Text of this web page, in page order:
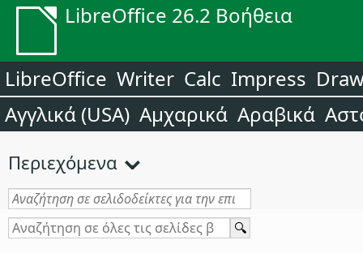
LibreOffice 26.2 Βοήθεια
LibreOffice Writer Calc Impress
Αγγλικά (USA) Αμχαρικά Αραβικά
Περιεχόμενα